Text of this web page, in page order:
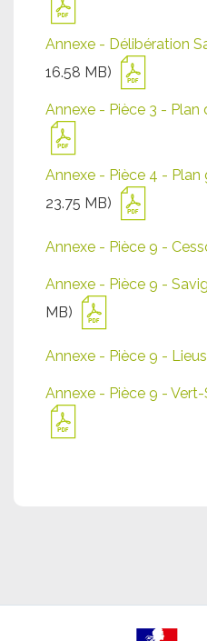
Annexe - Délibération
16.58 MB)
Annexe - Pièce 3 - Plan
Annexe - Pièce 4 -
23.75 MB)
Annexe - Pièce 9 -
Annexe - Pièce 9 -
MB)
Annexe - Pièce 9 -
Annexe - Pièce 9 -